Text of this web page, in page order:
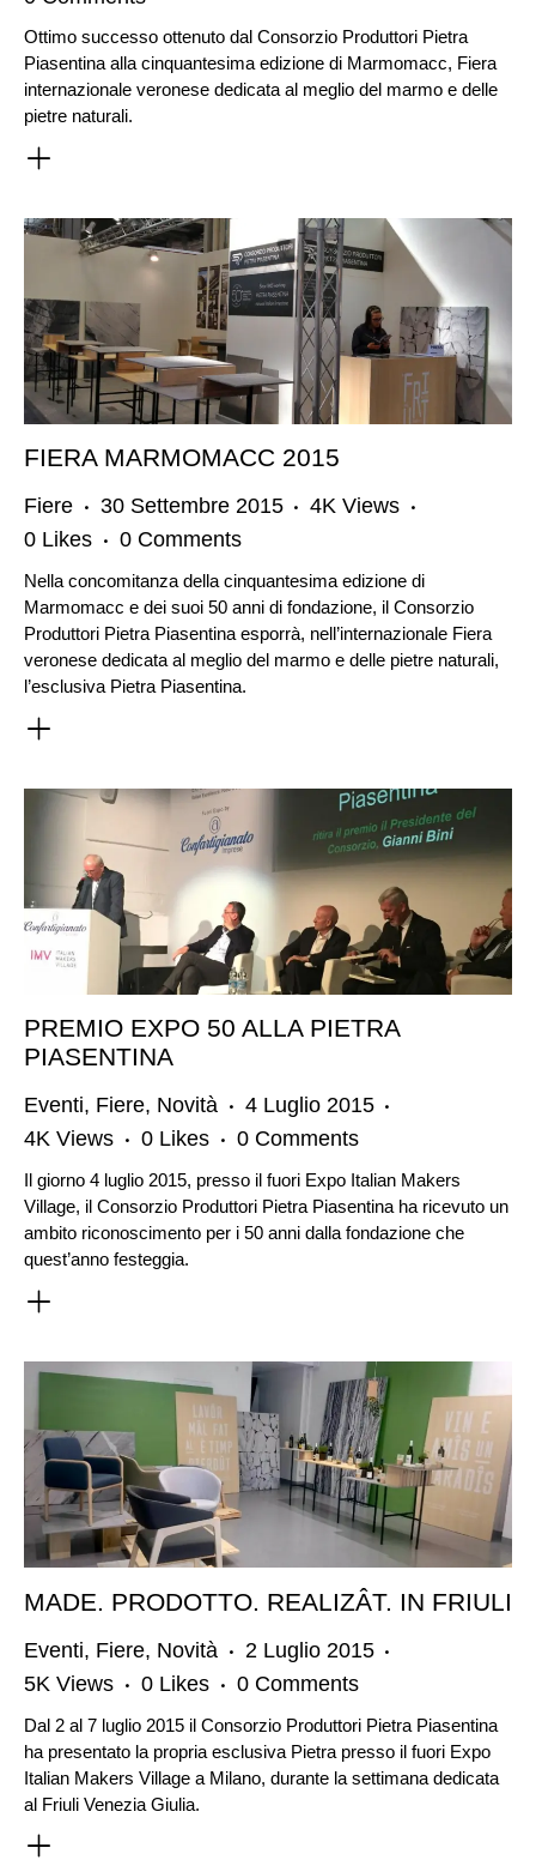
Ottimo successo ottenuto dal Consorzio Produttori Pietra
Piasentina alla cinquantesima edizione di Marmomacc, Fiera
internazionale veronese dedicata al meglio del marmo e delle
pietre naturali.
FIERA MARMOMACC 2015
Fiere 30 Settembre 2015 4K Views
0 Likes 0 Comments
Nella concomitanza della cinquantesima edizione di
Marmomacc e dei suoi 50 anni di fondazione, il Consorzio
Produttori Pietra Piasentina esporrà, nell’internazionale Fiera
veronese dedicata al meglio del marmo e delle pietre naturali,
l’esclusiva Pietra Piasentina.
PREMIO EXPO 50 ALLA PIETRA
PIASENTINA
Eventi, Fiere, Novità
4 Luglio 2015
4K Views 0 Likes 0 Comments
Il giorno 4 luglio 2015, presso il fuori Expo Italian Makers
Village, il Consorzio Produttori Pietra Piasentina ha ricevuto un
ambito riconoscimento per i 50 anni dalla fondazione che
quest’anno festeggia.
MADE. PRODOTTO. REALIZÂT. IN FRIULI
Eventi, Fiere, Novità
2 Luglio 2015
5K Views 0 Likes 0 Comments
Dal 2 al 7 luglio 2015 il Consorzio Produttori Pietra Piasentina
ha presentato la propria esclusiva Pietra presso il fuori Expo
Italian Makers Village a Milano, durante la settimana dedicata
al Friuli Venezia Giulia.